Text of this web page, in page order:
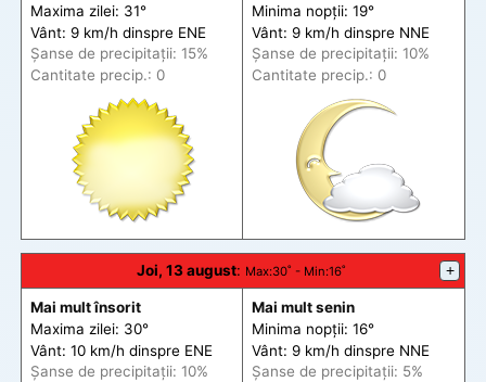
Maxima zilei: 31°
Vânt: 9 km/h dinspre ENE
Șanse de precipitații: 15%
Cantitate precip.: 0
Minima nopții: 19°
Vânt: 9 km/h dinspre NNE
Șanse de precipitații: 10%
Cantitate precip.: 0
Joi, 13 august: Max:30˚ - Min:16˚ +
Mai mult însorit
Maxima zilei: 30°
Vânt: 10 km/h dinspre ENE
Șanse de precipitații: 10%
Mai mult senin
Minima nopții: 16°
Vânt: 9 km/h dinspre NNE
Șanse de precipitații: 5%